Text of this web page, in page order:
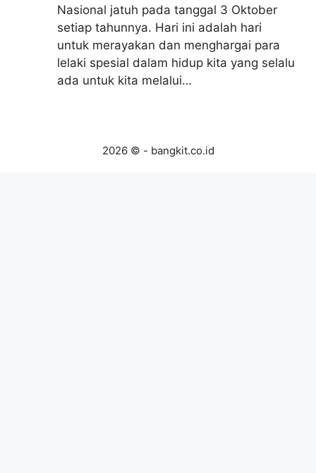
Nasional jatuh pada tanggal 3 Oktober
setiap tahunnya. Hari ini adalah hari
untuk merayakan dan menghargai para
lelaki spesial dalam hidup kita yang selalu
ada untuk kita melalui…
2026 © - bangkit.co.id